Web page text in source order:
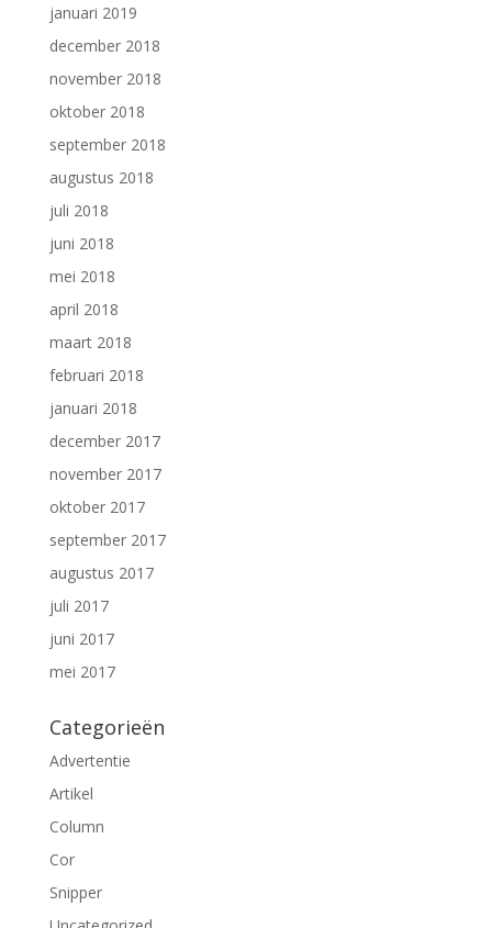
januari 2019
december 2018
november 2018
oktober 2018
september 2018
augustus 2018
juli 2018
juni 2018
mei 2018
april 2018
maart 2018
februari 2018
januari 2018
december 2017
november 2017
oktober 2017
september 2017
augustus 2017
juli 2017
juni 2017
mei 2017
Categorieën
Advertentie
Artikel
Column
Cor
Snipper